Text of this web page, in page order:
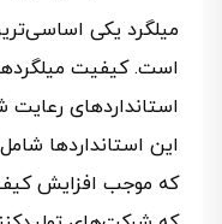
میلگرد یکی
است. کیفیت
استانداردهای
این استانداردها
که موجب افزایش